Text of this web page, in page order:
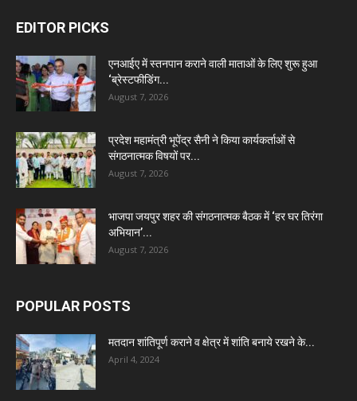
EDITOR PICKS
एनआईए में स्तनपान कराने वाली माताओं के लिए शुरू हुआ
‘ब्रेस्टफीडिंग...
August 7, 2026
प्रदेश महामंत्री भूपेंद्र सैनी ने किया कार्यकर्ताओं से
संगठनात्मक विषयों पर...
August 7, 2026
भाजपा जयपुर शहर की संगठनात्मक बैठक में ‘हर घर तिरंगा
अभियान’...
August 7, 2026
POPULAR POSTS
मतदान शांतिपूर्ण कराने व क्षेत्र में शांति बनाये रखने के...
April 4, 2024